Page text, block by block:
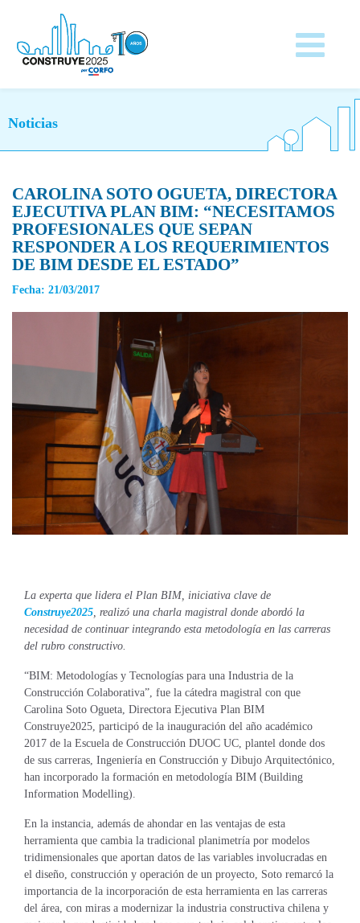
Noticias
CAROLINA SOTO OGUETA, DIRECTORA
EJECUTIVA PLAN BIM: “NECESITAMOS
PROFESIONALES QUE SEPAN
RESPONDER A LOS REQUERIMIENTOS
DE BIM DESDE EL ESTADO”
Fecha: 21/03/2017
La experta que lidera el Plan BIM, iniciativa clave de
Construye2025, realizó una charla magistral donde abordó la
necesidad de continuar integrando esta metodología en las carreras
del rubro constructivo.
“BIM: Metodologías y Tecnologías para una Industria de la
Construcción Colaborativa”, fue la cátedra magistral con que
Carolina Soto Ogueta, Directora Ejecutiva Plan BIM
Construye2025, participó de la inauguración del año académico
2017 de la Escuela de Construcción DUOC UC, plantel donde dos
de sus carreras, Ingeniería en Construcción y Dibujo Arquitectónico,
han incorporado la formación en metodología BIM (Building
Information Modelling).
En la instancia, además de ahondar en las ventajas de esta
herramienta que cambia la tradicional planimetría por modelos
tridimensionales que aportan datos de las variables involucradas en
el diseño, construcción y operación de un proyecto, Soto remarcó la
importancia de la incorporación de esta herramienta en las carreras
del área, con miras a modernizar la industria constructiva chilena y